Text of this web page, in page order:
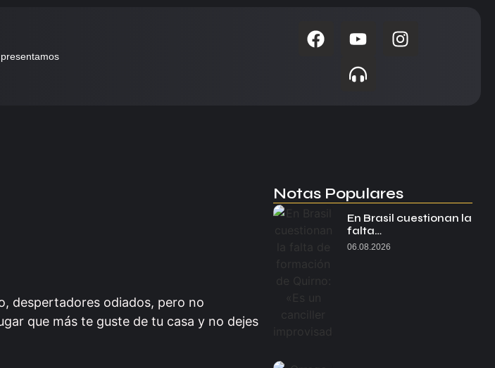
despertadores odiados, pero no
que más te guste de tu casa y no dejes
Notas Populares
En Brasil cuestionan la
falta…
06.08.2026